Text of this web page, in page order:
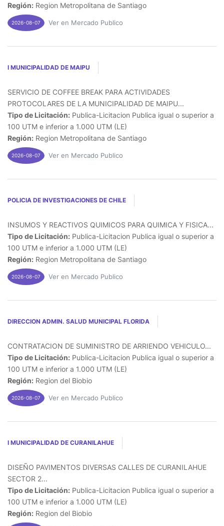
Región: Region Metropolitana de Santiago
2026-08-07 Ver en Mercado Publico
I MUNICIPALIDAD DE MAIPU
SERVICIO DE COFFEE BREAK PARA ACTIVIDADES
PROTOCOLARES DE LA MUNICIPALIDAD DE MAIPU...
Tipo de Licitación: Publica-Licitacion Publica igual o superior a
100 UTM e inferior a 1.000 UTM (LE)
Región: Region Metropolitana de Santiago
2026-08-07 Ver en Mercado Publico
POLICIA DE INVESTIGACIONES DE CHILE
INSUMOS Y REACTIVOS QUIMICOS PARA QUIMICA Y FISICA...
Tipo de Licitación: Publica-Licitacion Publica igual o superior a
100 UTM e inferior a 1.000 UTM (LE)
Región: Region Metropolitana de Santiago
2026-08-07 Ver en Mercado Publico
DIRECCION ADMIN. SALUD MUNICIPAL FLORIDA
CONTRATACION DE SUMINISTRO DE ARRIENDO VEHICULO...
Tipo de Licitación: Publica-Licitacion Publica igual o superior a
100 UTM e inferior a 1.000 UTM (LE)
Región: Region del Biobio
2026-08-07 Ver en Mercado Publico
I MUNICIPALIDAD DE CURANILAHUE
DISEÑO PAVIMENTOS DIVERSAS CALLES DE CURANILAHUE
SECTOR 2...
Tipo de Licitación: Publica-Licitacion Publica igual o superior a
100 UTM e inferior a 1.000 UTM (LE)
Región: Region del Biobio